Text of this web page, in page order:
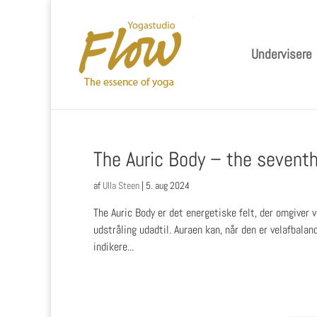
Undervisere
The Auric Body – the
af Ulla Steen | 5. aug 2024
The Auric Body er det energetiske felt, der omgiver
udstråling udadtil. Auraen kan, når den er
indikere...